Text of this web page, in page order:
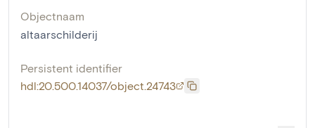
Objectnaam
altaarschilderij
Persistent identifier
hdl:20.500.14037/object.24743